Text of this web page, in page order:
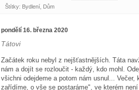
Štítky: Bydlení Dům
pondělí 16. března 2020
Tátovi
Začátek roku nebyl z nejšťastnějších. Táta
nám a dojít se rozloučit - každý, kdo mohl.
všichni odejdeme a potom nám usnul...
zařídíme, o vše se postaráme", ve kterém